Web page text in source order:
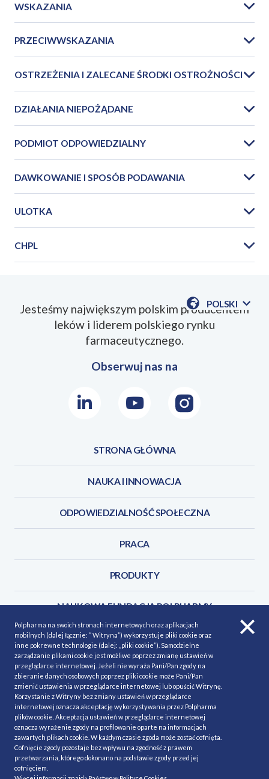
WSKAZANIA
PRZECIWWSKAZANIA
OSTRZEŻENIA I ZALECANE ŚRODKI OSTROŻNOŚCI
DZIAŁANIA NIEPOŻĄDANE
PODMIOT ODPOWIEDZIALNY
DAWKOWANIE I SPOSÓB PODAWANIA
ULOTKA
CHPL
SmPC_Predox_2025_07PL.pdf
POLSKI
POKAŻ
Jesteśmy największym polskim producentem
leków i liderem polskiego rynku
farmaceutycznego.
Obserwuj nas na
LinkedInYoutubeInstagram
STRONA GŁÓWNA
NAUKA I INNOWACJA
ODPOWIEDZIALNOŚĆ SPOŁECZNA
PRACA
PRODUKTY
NAUKOWA FUNDACJA POLPHARMY
KONTAKT
POLITYKA COOKIES
Polityka prywatności
MAPA STRONY
NASZE SERWISY
MATERIAŁY DO POBRANIA
MINIMALIZACJA RYZYKA
Polpharma na swoich stronach internetowych oraz aplikacjach
mobilnych (dalej łącznie: ” Witryna”) wykorzystuje pliki cookie oraz
inne pokrewne technologie (dalej: „pliki cookie”). Samodzielne
zarządzanie plikami cookie jest możliwe poprzez zmianę ustawień w
przeglądarce internetowej. Jeżeli nie wyraża Pani/Pan zgody na
zbieranie danych osobowych poprzez pliki cookie może Pani/Pan
zmienić ustawienia w przeglądarce internetowej lub opuścić Witrynę.
Korzystanie z Witryny bez zmiany ustawień w przeglądarce
internetowej oznacza akceptację wykorzystywania przez Polpharma
plików cookie. Akceptacja ustawień w przeglądarce internetowej
oznacza wyrażenie zgody na profilowanie oparte na informacjach
zawartych plikach cookie. W każdym czasie zgoda może zostać cofnięta.
Cofnięcie zgody pozostaje bez wpływu na zgodność z prawem
przetwarzania, którego dokonano na podstawie zgody przed jej
cofnięciem.